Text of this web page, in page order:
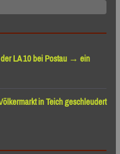
LA 10 bei Postau → ein
in Teich geschleudert